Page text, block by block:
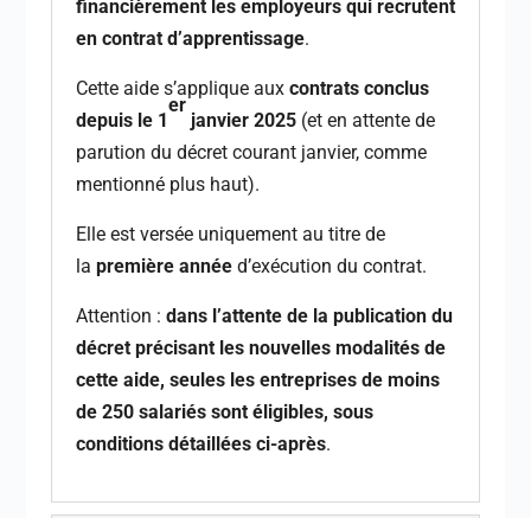
financièrement les employeurs qui recrutent
en contrat d’apprentissage.
Cette aide s’applique aux contrats conclus
depuis le 1
er
janvier 2025(et en attente de
parution du décret courant janvier, comme
mentionné plus haut).
Elle est versée uniquement au titre de
la première annéed’exécution du contrat.
Attention : dans l’attente de la publication du
décret précisant les nouvelles modalités de
cette aide, seules les entreprises de moins
de 250 salariés sont éligibles, sous
conditions détaillées ci-après.